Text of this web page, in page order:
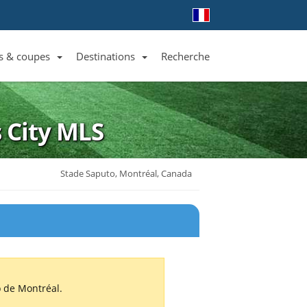
Liste des clubs et équipes
& coupes
Liste des ligues et coupes
Destinations
Toutes les destinations
Recherche
CityMLS
Stade Saputo, Montréal, Canada
de Montréal.